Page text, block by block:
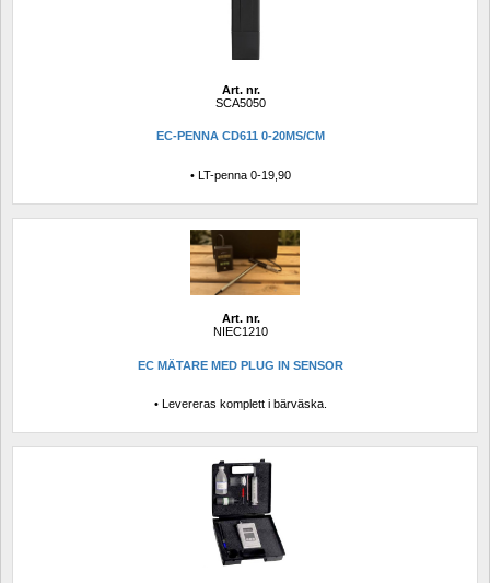
Art. nr.
SCA5050
EC-PENNA CD611 0-20MS/CM
• LT-penna 0-19,90
Art. nr.
NIEC1210
EC MÄTARE MED PLUG IN SENSOR
• Levereras komplett i bärväska.